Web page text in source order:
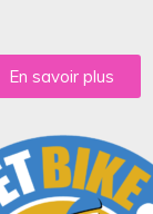
En savoir plus